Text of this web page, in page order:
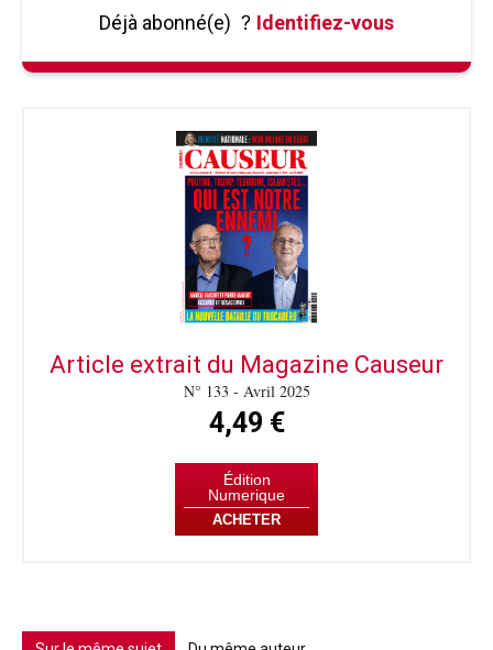
Déjà abonné(e) ? Identifiez-vous
Article extrait du Magazine Causeur
N° 133 - Avril 2025
4,49 €
Édition
Numerique
ACHETER